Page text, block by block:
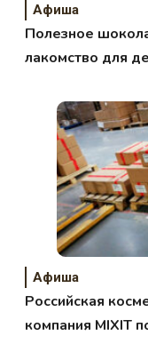
Афиша
Полезное
лакомство для
Афиша
Российская
компания MIXIT